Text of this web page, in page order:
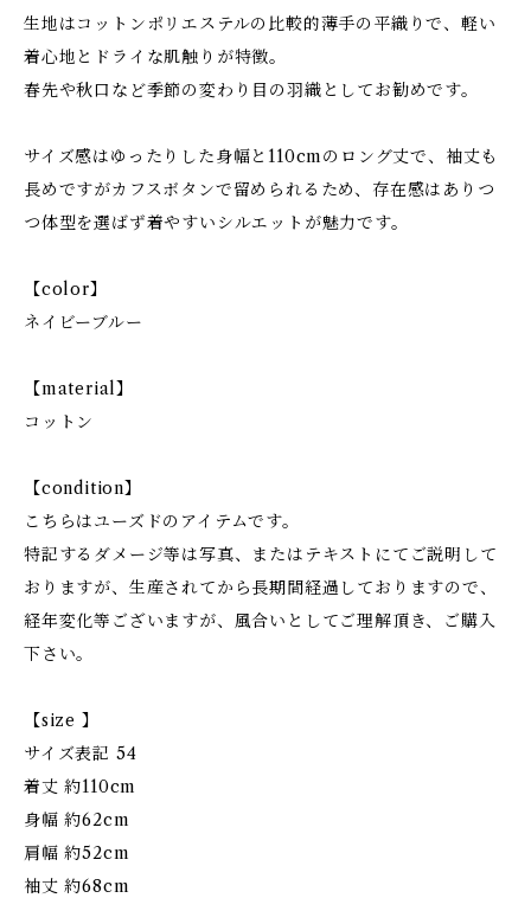
生地はコットンポリエステルの比較的薄手の平織りで、軽い
着心地とドライな肌触りが特徴。
春先や秋口など季節の変わり目の羽織としてお勧めです。
サイズ感はゆったりした身幅と110cmのロング丈で、袖丈も
長めですがカフスボタンで留められるため、存在感はありつ
つ体型を選ばず着やすいシルエットが魅力です。
【color】
ネイビーブルー
【material】
コットン
【condition】
こちらはユーズドのアイテムです。
特記するダメージ等は写真、またはテキストにてご説明して
おりますが、生産されてから長期間経過しておりますので、
経年変化等ございますが、風合いとしてご理解頂き、ご購入
下さい。
【size 】
サイズ表記 54
着丈 約110cm
身幅 約62cm
肩幅 約52cm
袖丈 約68cm